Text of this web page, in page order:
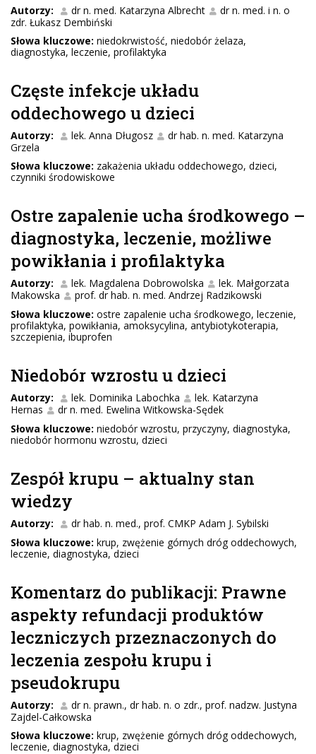
Autorzy: dr n. med. Katarzyna Albrecht
dr n. med. i n. o
zdr. Łukasz Dembiński
Słowa kluczowe: niedokrwistość, niedobór żelaza,
diagnostyka, leczenie, profilaktyka
Częste infekcje układu
oddechowego u dzieci
Autorzy: lek. Anna Długosz
dr hab. n. med. Katarzyna
Grzela
Słowa kluczowe: zakażenia układu oddechowego, dzieci,
czynniki środowiskowe
Ostre zapalenie ucha środkowego –
diagnostyka, leczenie, możliwe
powikłania i profilaktyka
Autorzy: lek. Magdalena Dobrowolska
lek. Małgorzata
Makowska
prof. dr hab. n. med. Andrzej Radzikowski
Słowa kluczowe: ostre zapalenie ucha środkowego, leczenie,
profilaktyka, powikłania, amoksycylina, antybiotykoterapia,
szczepienia, ibuprofen
Niedobór wzrostu u dzieci
Autorzy: lek. Dominika Labochka
lek. Katarzyna
Hernas
dr n. med. Ewelina Witkowska-Sędek
Słowa kluczowe: niedobór wzrostu, przyczyny, diagnostyka,
niedobór hormonu wzrostu, dzieci
Zespół krupu – aktualny stan
wiedzy
Autorzy:
dr hab. n. med., prof. CMKP Adam J. Sybilski
Słowa kluczowe: krup, zwężenie górnych dróg oddechowych,
leczenie, diagnostyka, dzieci
Komentarz do publikacji: Prawne
aspekty refundacji produktów
leczniczych przeznaczonych do
leczenia zespołu krupu i
pseudokrupu
Autorzy:
dr n. prawn., dr hab. n. o zdr., prof. nadzw. Justyna
Zajdel-Całkowska
Słowa kluczowe: krup, zwężenie górnych dróg oddechowych,
leczenie, diagnostyka, dzieci